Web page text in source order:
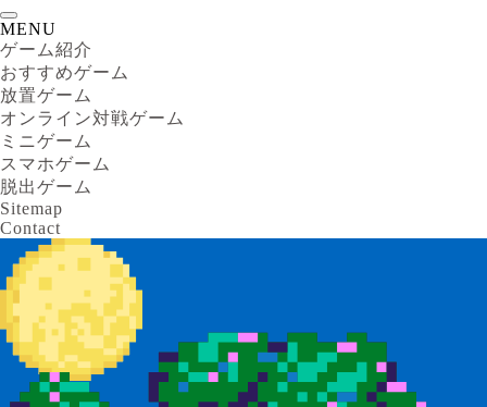
MENU
ゲーム紹介
おすすめゲーム
放置ゲーム
オンライン対戦ゲーム
ミニゲーム
スマホゲーム
脱出ゲーム
Sitemap
Contact